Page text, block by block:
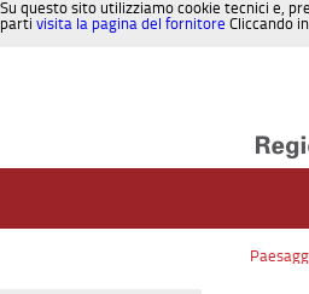
Su questo sito utilizziamo cookie tecnici e,
parti visita la pagina del fornitore Cliccando